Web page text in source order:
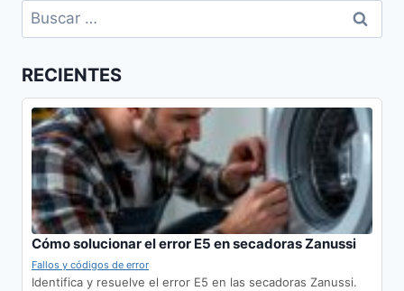
Buscar:
RECIENTES
Cómo solucionar el error E5 en secadoras Zanussi
Fallos y códigos de error
Identifica y resuelve el error E5 en las secadoras Zanussi.